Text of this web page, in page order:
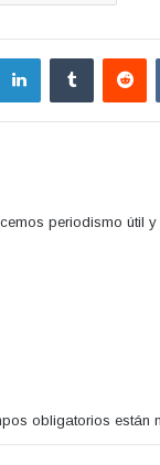
LinkedInTumblr
periodismo útil
obligatorios están